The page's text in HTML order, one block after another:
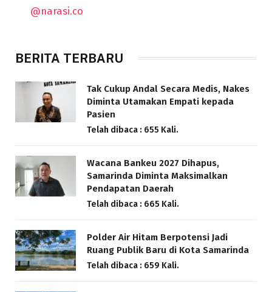
@narasi.co
BERITA TERBARU
Tak Cukup Andal Secara Medis, Nakes
Diminta Utamakan Empati kepada
Pasien
Telah dibaca : 655 Kali.
Wacana Bankeu 2027 Dihapus,
Samarinda Diminta Maksimalkan
Pendapatan Daerah
Telah dibaca : 665 Kali.
Polder Air Hitam Berpotensi Jadi
Ruang Publik Baru di Kota Samarinda
Telah dibaca : 659 Kali.